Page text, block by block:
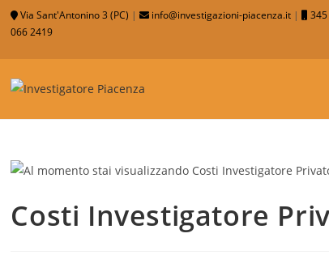
Via Sant'Antonino 3 (PC) | info@investigazioni-piacenza.it |
345
066 2419
Costi Investigatore